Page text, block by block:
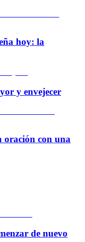
hoy: la
y envejecer
con una
de nuevo